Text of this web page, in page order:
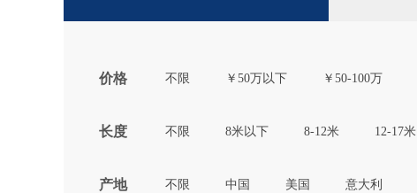
价格 不限 ￥50万以下 ￥50-100万
长度 不限 8米以下 8-12米 12-17米
产地 不限 中国 美国 意大利